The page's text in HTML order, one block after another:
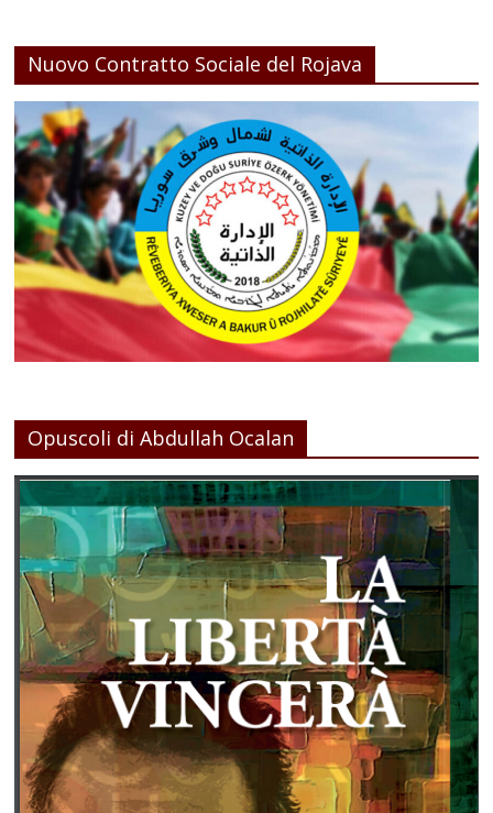
Nuovo Contratto Sociale del Rojava
Opuscoli di Abdullah Ocalan